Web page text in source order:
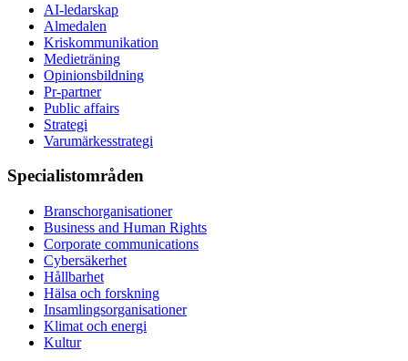
AI-ledarskap
Almedalen
Kris­kommunikation
Medieträning
Opinionsbildning
Pr-partner
Public affairs
Strategi
Varumärkesstrategi
Specialistområden
Branschorganisationer
Business and Human Rights
Corporate communications
Cybersäkerhet
Hållbarhet
Hälsa och forskning
Insamlingsorganisationer
Klimat och energi
Kultur